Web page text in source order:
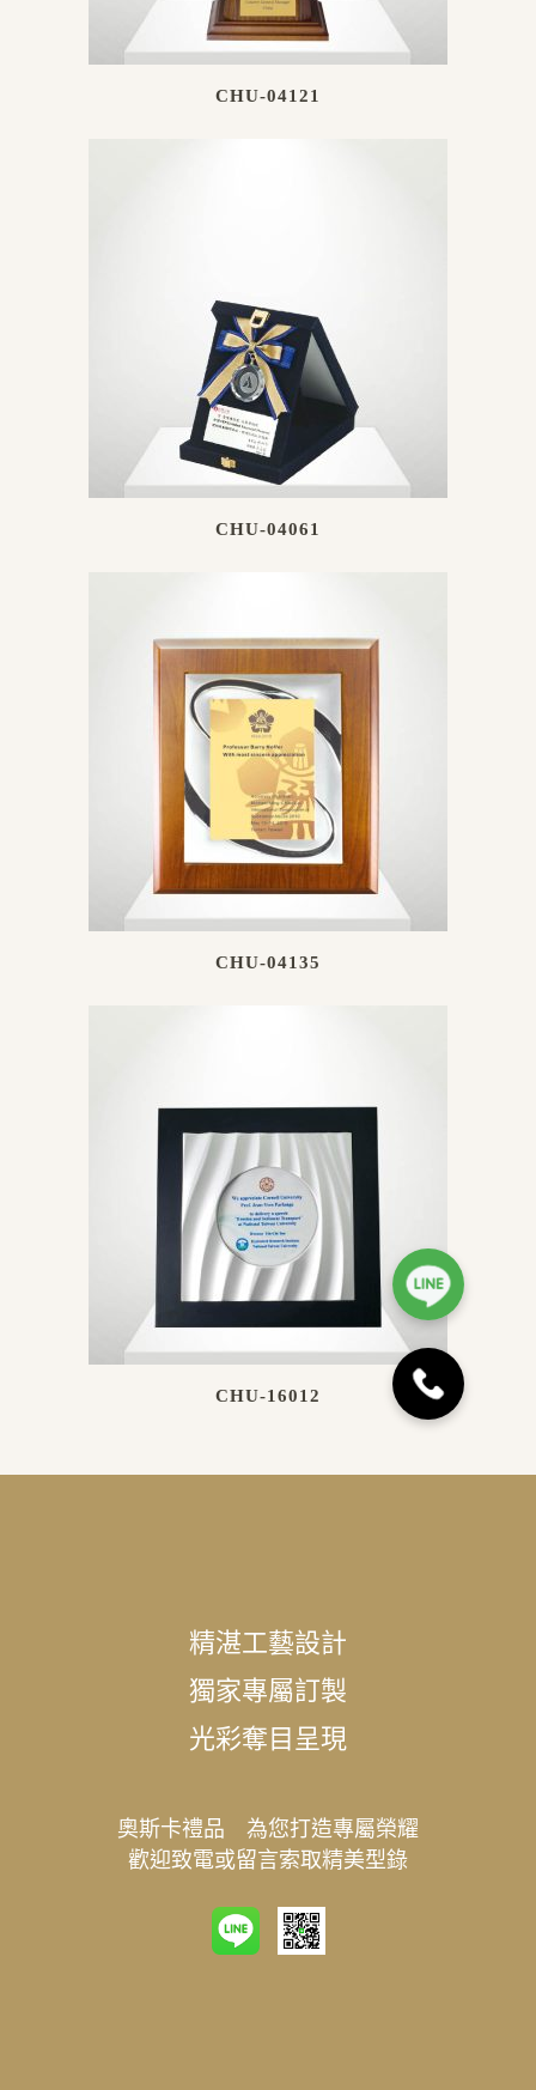
CHU-04121
CHU-04061
CHU-04135
CHU-16012
精湛工藝設計
獨家專屬訂製
光彩奪目呈現
奧斯卡禮品 為您打造專屬榮耀
歡迎致電或留言索取精美型錄